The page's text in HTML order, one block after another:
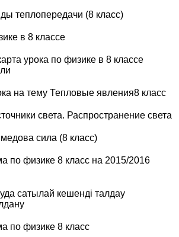
теплопередачи (8 класс)
в 8 классе
урока по физике в 8 классе
на тему Тепловые явления8 класс
света. Распространение света
сила (8 класс)
по физике 8 класс на 2015/2016
сатылай кешенді талдау
по физике 8 класс